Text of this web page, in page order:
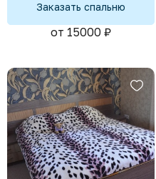
Заказать спальню
от 15000 ₽